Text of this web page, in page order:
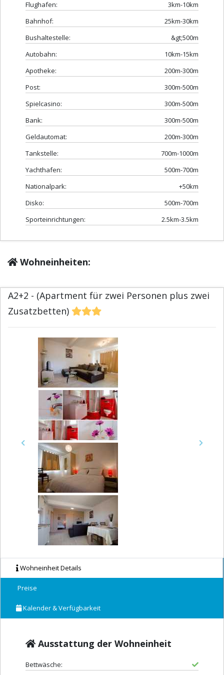
Flughafen:
3km-10km
Bahnhof:
25km-30km
Bushaltestelle:
&gt;500m
Autobahn:
10km-15km
Apotheke:
200m-300m
Post:
300m-500m
Spielcasino:
300m-500m
Bank:
300m-500m
Geldautomat:
200m-300m
Tankstelle:
700m-1000m
Yachthafen:
500m-700m
Nationalpark:
+50km
Disko:
500m-700m
Sporteinrichtungen:
2.5km-3.5km
Wohneinheiten:
A2+2 - (Apartment für zwei Personen plus zwei
Zusatzbetten)
Previous Next
Wohneinheit Details
Preise
Kalender & Verfügbarkeit
Ausstattung der Wohneinheit
Bettwäsche: